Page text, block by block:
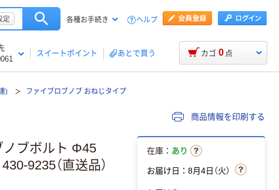
定 各種お手続き ヘルプ
スイートポイント あとで買う カゴ 0 点
) ファイブロブノブ おねじタイプ
商品情報を印刷する
ノブボルト Φ45
9235（直送品）
在庫： あり
お届け日：8月4日（火）